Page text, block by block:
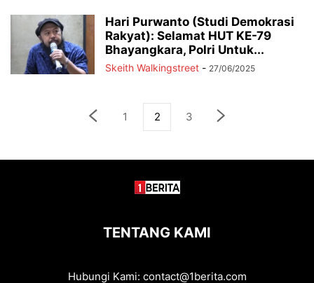
Hari Purwanto (Studi Demokrasi
Rakyat): Selamat HUT KE-79
Bhayangkara, Polri Untuk...
Skeith Walkingstreet - 27/06/2025
1 2 3
TENTANG KAMI
Hubungi Kami: contact@1berita.com